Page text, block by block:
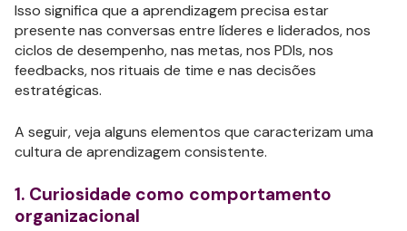
Isso significa que a aprendizagem precisa estar
presente nas conversas entre líderes e liderados, nos
ciclos de desempenho, nas metas, nos PDIs, nos
feedbacks, nos rituais de time e nas decisões
estratégicas.
A seguir, veja alguns elementos que caracterizam uma
cultura de aprendizagem consistente.
1. Curiosidade como comportamento
organizacional